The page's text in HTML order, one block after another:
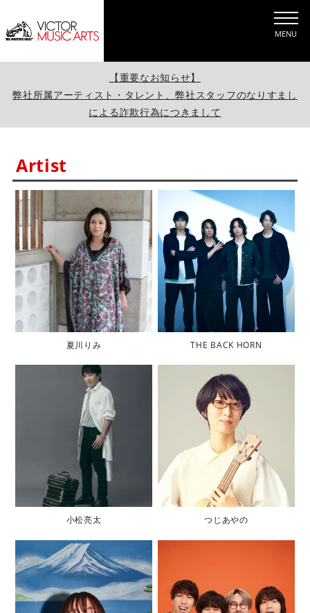
MENU
【重要なお知らせ】
弊社所属アーティスト・タレント、弊社スタッフのなりすまし
による詐欺行為につきまして
Artist
夏川りみ THE BACK HORN
小松亮太 つじあやの